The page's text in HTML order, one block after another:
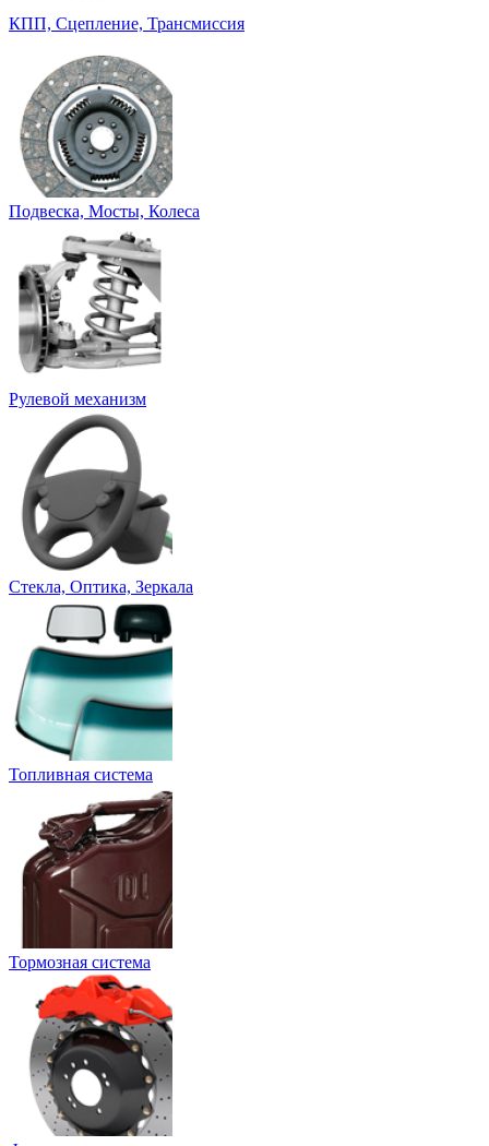
КПП, Сцепление, Трансмиссия
Подвеска, Мосты, Колеса
Рулевой механизм
Стекла, Оптика, Зеркала
Топливная система
Тормозная система